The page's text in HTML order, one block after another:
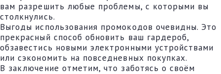
вам разрешить любые проблемы, с которыми вы
столкнулись.
Выгоды использования промокодов очевидны. Это
прекрасный способ обновить ваш гардероб,
обзавестись новыми электронными устройствами
или сэкономить на повседневных покупках.
В заключение отметим, что заботясь о своём